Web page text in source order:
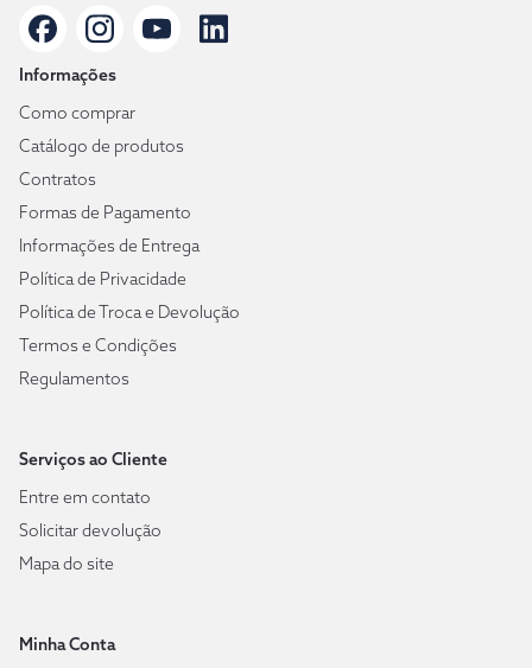
Informações
Como comprar
Catálogo de produtos
Contratos
Formas de Pagamento
Informações de Entrega
Política de Privacidade
Política de Troca e Devolução
Termos e Condições
Regulamentos
Serviços ao Cliente
Entre em contato
Solicitar devolução
Mapa do site
Minha Conta